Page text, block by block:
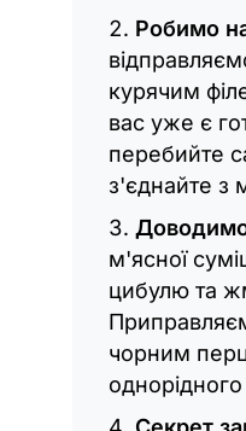
Робимо
курячим
вас уже є
перебийте
з'єднайте з
м'ясної
цибулю та
чорним
однорідного